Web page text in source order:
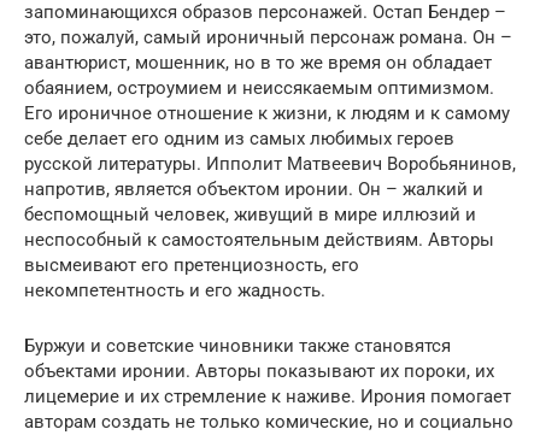
запоминающихся образов персонажей. Остап Бендер –
это, пожалуй, самый ироничный персонаж романа. Он –
авантюрист, мошенник, но в то же время он обладает
обаянием, остроумием и неиссякаемым оптимизмом.
Его ироничное отношение к жизни, к людям и к самому
себе делает его одним из самых любимых героев
русской литературы. Ипполит Матвеевич Воробьянинов,
напротив, является объектом иронии. Он – жалкий и
беспомощный человек, живущий в мире иллюзий и
неспособный к самостоятельным действиям. Авторы
высмеивают его претенциозность, его
некомпетентность и его жадность.
Буржуи и советские чиновники также становятся
объектами иронии. Авторы показывают их пороки, их
лицемерие и их стремление к наживе. Ирония помогает
авторам создать не только комические, но и социально